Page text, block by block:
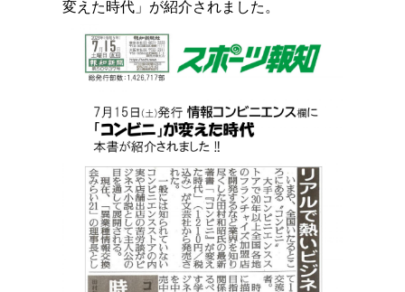
変えた時代」が紹介されました。